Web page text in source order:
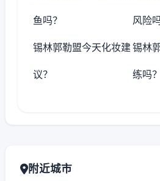
鱼吗？ 风险
锡林郭勒盟今天化妆建
议？
锡林
练吗？
附近城市